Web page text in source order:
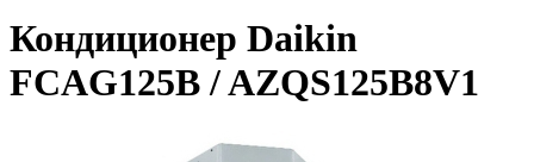
Кондиционер Daikin
FCAG125B / AZQS125B8V1